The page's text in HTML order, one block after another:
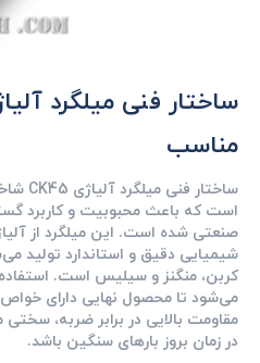
مناسب
است که باعث محبوبیت و کاربرد
شیمیایی دقیق و استاندارد تولید
کربن، منگنز و سیلیس است.
می‌شود تا محصول نهایی دارای
مقاومت بالایی در برابر ضربه،
در زمان بروز بارهای سنگین باشد.